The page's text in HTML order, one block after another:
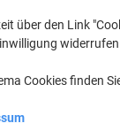
über den Link
Cookies finden